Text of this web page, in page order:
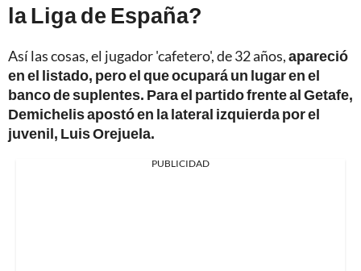
la Liga de España?
Así las cosas, el jugador 'cafetero', de 32 años,apareció
en el listado, pero el que ocupará un lugar en el
banco de suplentes. Para el partido frente al Getafe,
Demichelis apostó en la lateral izquierda por el
juvenil, Luis Orejuela.
PUBLICIDAD